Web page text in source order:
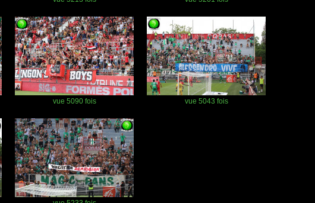
vue 5090 fois vue 5043 fois